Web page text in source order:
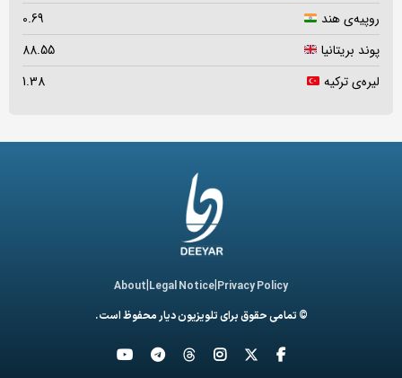
روپیه‌ی هند
0.69
پوند بریتانیا
88.55
لیره‌ی ترکیه
1.38
Privacy Policy
|
Legal Notice
|
About
© تمامی حقوق برای تلویزیون دیار محفوظ است.